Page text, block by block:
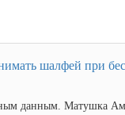
шалфей при
данным. Матушка